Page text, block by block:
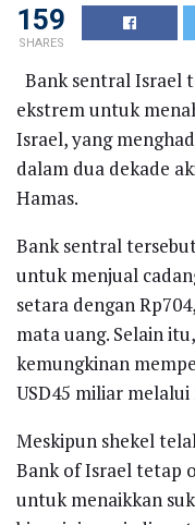
159
SHARES
Bank sentral Israel
ekstrem untuk
Israel, yang
dalam dua dekade
Hamas.
Bank sentral
untuk menjual
setara dengan
mata uang. Selain
kemungkinan
USD45 miliar melalui
Meskipun shekel
Bank of Israel tetap
untuk menaikkan